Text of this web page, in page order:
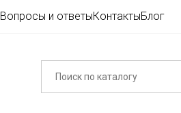
Вопросы и ответыКонтактыБлог